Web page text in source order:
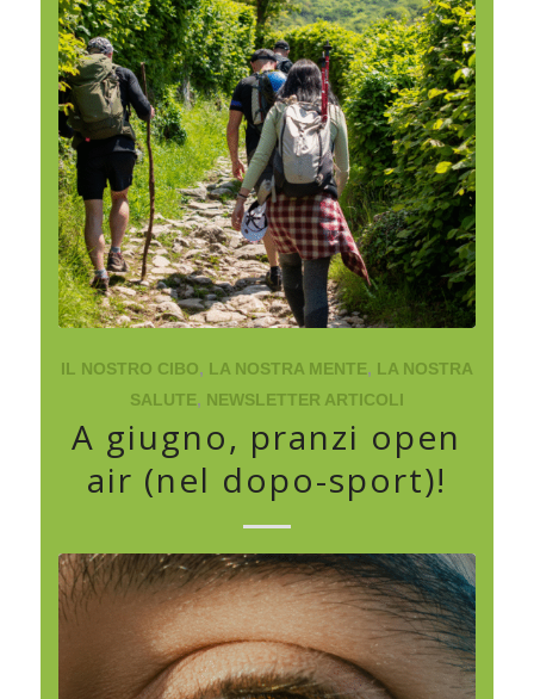
IL NOSTRO CIBO, LA NOSTRA MENTE, LA NOSTRA
SALUTE, NEWSLETTER ARTICOLI
A giugno, pranzi open
air (nel dopo-sport)!